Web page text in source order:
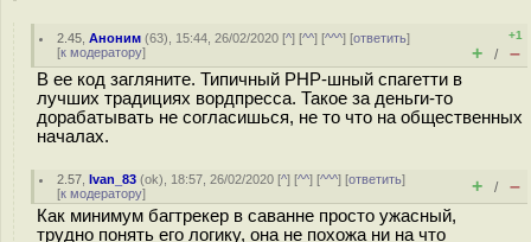
2.45 ,Аноним (63), 15:44, 26/02/2020 [^] [^^] [^^^] [ответить]
[к модератору]
+1
+ / –
В ее код загляните. Типичный PHP-шный спагетти в
лучших традициях вордпресса. Такое за деньги-то
дорабатывать не согласишься, не то что на общественных
началах.
2.57 ,Ivan_83 (ok), 18:57, 26/02/2020 [^] [^^] [^^^] [ответить]
[к модератору] + / –
Как минимум багтрекер в саванне просто ужасный,
трудно понять его логику, она не похожа ни на что